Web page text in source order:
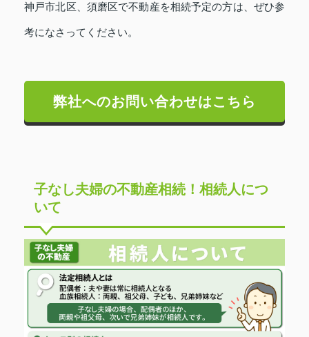
神戸市北区、須磨区で不動産を相続予定の方は、ぜひ参
考になさってください。
弊社へのお問い合わせはこちら
子なし夫婦の不動産相続！相続人につ
いて